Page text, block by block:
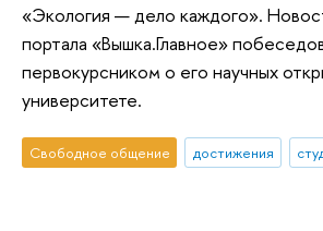
«Экология — дело каждого».
портала «Вышка.Главное»
первокурсником о его научных
университете.
Свободное общение достижения